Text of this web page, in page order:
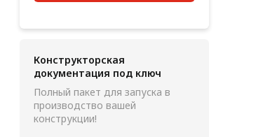
Конструкторская
документация под ключ
Полный пакет для запуска в
производство вашей
конструкции!